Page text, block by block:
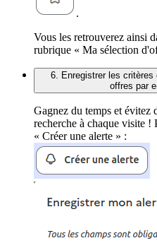
.
Vous les retrouverez ainsi
rubrique « Ma sélection
6. Enregistrer les critères
offres par
Gagnez du temps et évitez
recherche à chaque visite !
« Créer une alerte » :